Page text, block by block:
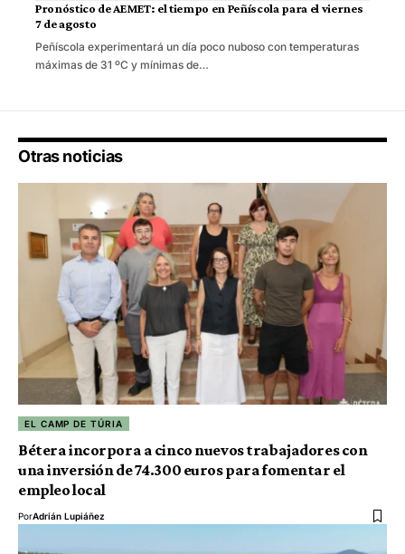
Pronóstico de AEMET: el tiempo en Peñíscola para el viernes
7 de agosto
Peñíscola experimentará un día poco nuboso con temperaturas
máximas de 31 ºC y mínimas de…
Otras noticias
EL CAMP DE TÚRIA
Bétera incorpora a cinco nuevos trabajadores con
una inversión de 74.300 euros para fomentar el
empleo local
PorAdrián Lupiáñez